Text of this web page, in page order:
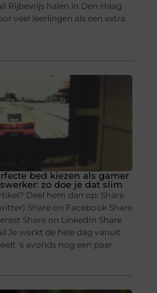
Rijbewijs halen in Den Haag
veel leerlingen als een extra
bed kiezen als gamer
zo doe je dat slim
Deel hem dan op: Share
Share on Facebook Share
Share on LinkedIn Share
Je werkt de hele dag vanuit
’s avonds nog een paar